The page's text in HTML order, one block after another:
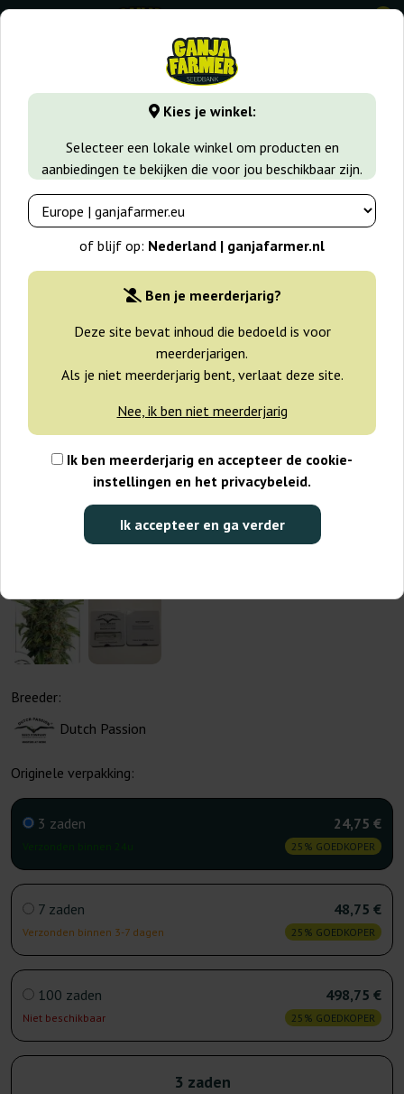
Kies je winkel:
Selecteer een lokale winkel om producten en
aanbiedingen te bekijken die voor jou beschikbaar zijn.
of blijf op: Nederland | ganjafarmer.nl
Ben je meerderjarig?
Deze site bevat inhoud die bedoeld is voor
meerderjarigen.
Als je niet meerderjarig bent, verlaat deze site.
Nee, ik ben niet meerderjarig
Ik ben meerderjarig en accepteer de cookie-
instellingen en het privacybeleid.
Ik accepteer en ga verder
0
GanjaFarmer.nl Zaadsoorten Sativa zaden Auto
-25%
+gratisie
Breeder:
Dutch Passion
Originele verpakking:
3 zaden 24,75 €
25% GOEDKOPER
7 zaden
Verzonden binnen 3-7 dagen
48,75 €
25% GOEDKOPER
100 zaden
Niet beschikbaar
498,75 €
25% GOEDKOPER
3 zaden